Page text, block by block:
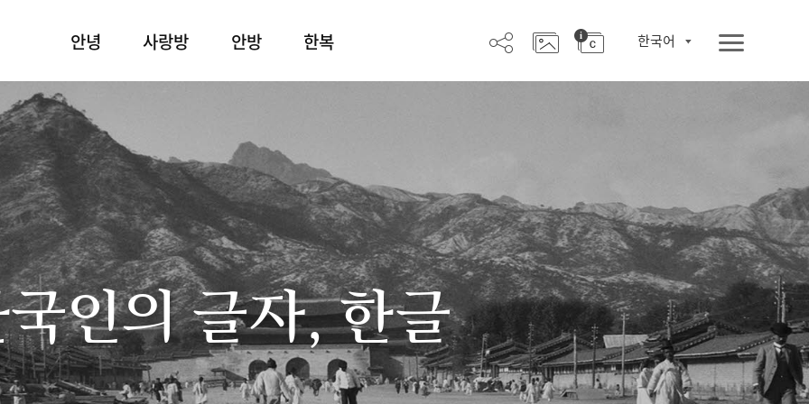
안녕 사랑방 안방 한복 한국어
인의 글자, 한글